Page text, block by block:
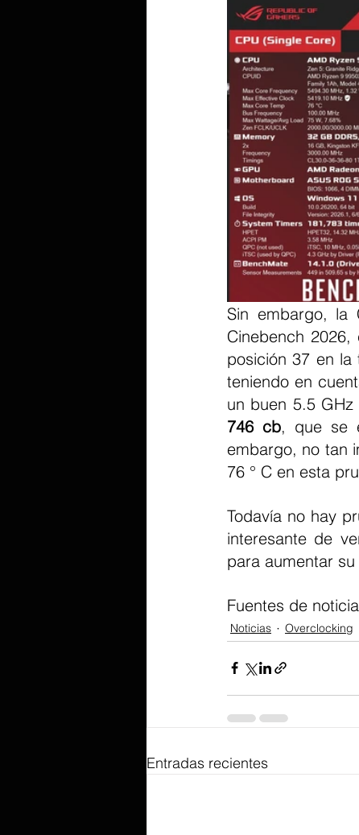
Sin embargo,
Cinebench
posición 37 en
teniendo en
746 cb, que se
embargo, no tan
76 ° C en esta
Todavía no hay
interesante de
para aumentar
Fuentes de
Noticias Overclocking
Entradas recientes